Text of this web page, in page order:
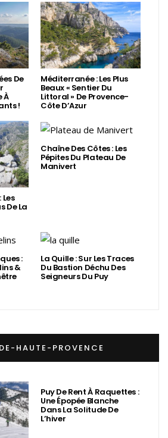
De
À
!
Méditerranée : Les Plus
Beaux « Sentier Du
Littoral » De Provence-
Côte D’Azur
De La
Chaîne Des Côtes : Les
Pépites Du Plateau De
Manivert
:
&
La Quille : Sur Les Traces
Du Bastion Déchu Des
Seigneurs Du Puy
HAUTE-PROVENCE
Puy De Rent À Raquettes :
Une Épopée Blanche
Dans La Solitude De
L’hiver